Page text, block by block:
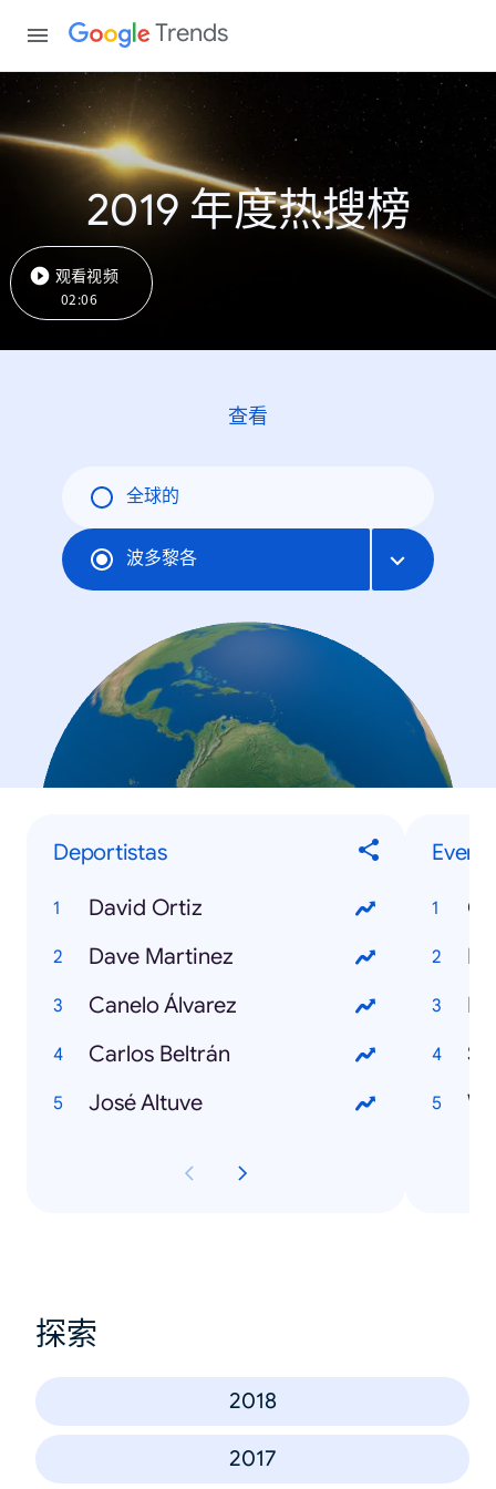
Trends
2019 年度热搜榜
观看视频
02:06
查看
全球的
波多黎各
Deportistas
David Ortiz
Dave Martinez
Canelo Álvarez
Carlos Beltrán
José Altuve
探索
2018
2017